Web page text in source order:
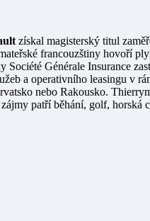
získal magisterský titul
francouzštiny hovoří
Société Générale Insurance
a operativního leasingu v
nebo Rakousko.
patří běhání, golf, horská